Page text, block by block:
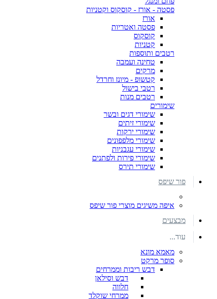
פסטה - אורז - קוסקוס וקטניות
אורז
פסטה ואטריות
קוסקוס
קטניות
רטבים ותוספות
טחינה ועמבה
מרקים
קטשופ - מיונז וחרדל
רטבי בישול
רטבים מנות
שימורים
שימורי דגים ובשר
שימורי זיתים
שימורי ירקות
שימורי מלפפונים
שימורי עגבניות
שימורי פירות ולפתנים
שימורי תירס
פור שיפס
איפה משיגים מוצרי פור שיפס
מבצעים
עוד...
מאמא מונא
סופר מרקט
דבש ריבות וממרחים
דבש וסילאן
חלווה
ממרחי שוקלד